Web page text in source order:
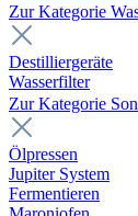
Zur Kategorie
Destilliergeräte
Wasserfilter
Zur Kategorie
Ölpressen
Jupiter System
Fermentieren